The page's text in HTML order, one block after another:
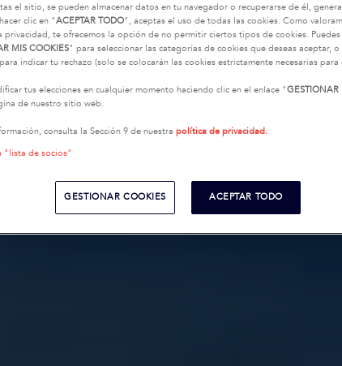
el sitio, se pueden almacenar datos en tu navegador o recuperarse de él,
clic en "ACEPTAR TODO", aceptas el uso de todas las cookies. Como
privacidad, te ofrecemos la opción de no permitir ciertos tipos de cookies. Puedes
MIS COOKIES" para seleccionar las categorías de cookies que deseas aceptar, o
indicar tu rechazo (solo se colocarán las cookies estrictamente necesarias
tus elecciones en cualquier momento haciendo clic en el enlace "GESTIONAR
de nuestro sitio web.
consulta la Sección 9 de nuestra política de privacidad.
"lista de socios"
GESTIONAR COOKIES ACEPTAR TODO